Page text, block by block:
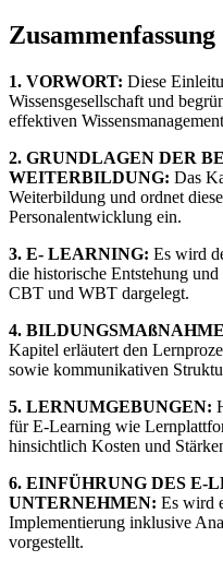
1. VORWORT: Diese
Wissensgesellschaft und
effektiven
2. GRUNDLAGEN DER
WEITERBILDUNG: Das
Weiterbildung und ordnet
Personalentwicklung ein.
3. E- LEARNING: Es wird
die historische Entstehung
CBT und WBT dargelegt.
4.
Kapitel erläutert den
sowie kommunikativen
5. LERNUMGEBUNGEN:
für E-Learning wie
hinsichtlich Kosten und
6. EINFÜHRUNG DES E-
UNTERNEHMEN: Es wird
Implementierung inklusive
vorgestellt.